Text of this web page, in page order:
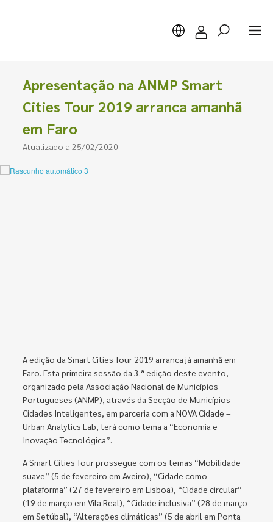
Pesquisar
Apresentação na ANMP Smart
Cities Tour 2019 arranca amanhã
em Faro
Atualizado a 25/02/2020
A edição da Smart Cities Tour 2019 arranca já amanhã em
Faro. Esta primeira sessão da 3.ª edição deste evento,
organizado pela Associação Nacional de Municípios
Portugueses (ANMP), através da Secção de Municípios
Cidades Inteligentes, em parceria com a NOVA Cidade –
Urban Analytics Lab, terá como tema a “Economia e
Inovação Tecnológica”.
A Smart Cities Tour prossegue com os temas “Mobilidade
suave” (5 de fevereiro em Aveiro), “Cidade como
plataforma” (27 de fevereiro em Lisboa), “Cidade circular”
(19 de março em Vila Real), “Cidade inclusiva” (28 de março
em Setúbal), “Alterações climáticas” (5 de abril em Ponta